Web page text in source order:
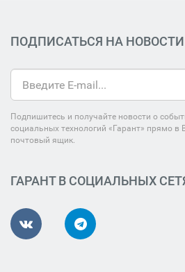
ПОДПИСАТЬСЯ НА
Подпишитесь и получайте новости о
социальных технологий «Гарант» прямо в
почтовый ящик.
ГАРАНТ В СОЦИАЛЬНЫХ